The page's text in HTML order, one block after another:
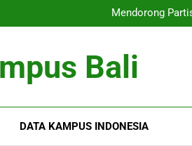
Mendorong
Mendorong
Bali
DATA KAMPUS INDONESIA